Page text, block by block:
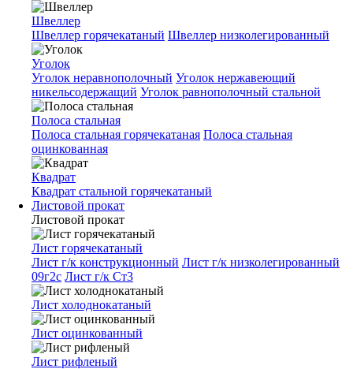
Швеллер
Швеллер горячекатаный Швеллер низколегированный
Уголок
Уголок неравнополочный Уголок нержавеющий
никельсодержащий Уголок равнополочный стальной
Полоса стальная
Полоса стальная горячекатаная Полоса стальная
оцинкованная
Квадрат
Квадрат стальной горячекатаный
Листовой прокат
Листовой прокат
Лист горячекатаный
Лист г/к конструкционный Лист г/к низколегированный
09г2с Лист г/к Ст3
Лист холоднокатаный
Лист оцинкованный
Лист рифленый